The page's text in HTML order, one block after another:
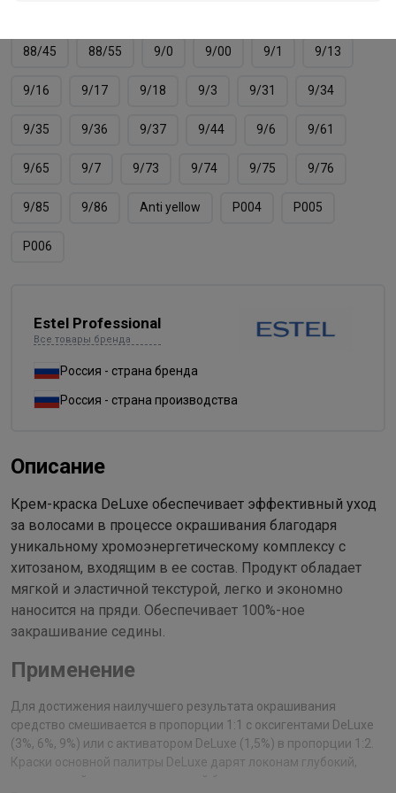
88/45 88/55 9/0 9/00 9/1 9/13
9/16 9/17 9/18 9/3 9/31 9/34
9/35 9/36 9/37 9/44 9/6 9/61
9/65 9/7 9/73 9/74 9/75 9/76
9/85 9/86 Аnti yellow Р004 Р005
Р006
Estel Professional
Все товары бренда
Россия - страна бренда
Россия - страна производства
Описание
Крем-краска DeLuxe обеспечивает эффективный уход
за волосами в процессе окрашивания благодаря
уникальному хромоэнергетическому комплексу с
хитозаном, входящим в ее состав. Продукт обладает
мягкой и эластичной текстурой, легко и экономно
наносится на пряди. Обеспечивает 100%-ное
закрашивание седины.
Применение
Для достижения наилучшего результата окрашивания
средство смешивается в пропорции 1:1 с оксигентами DeLuxe
(3%, 6%, 9%) или с активатором DeLuxe (1,5%) в пропорции 1:2.
Краски основной палитры DeLuxe дарят локонам глубокий,